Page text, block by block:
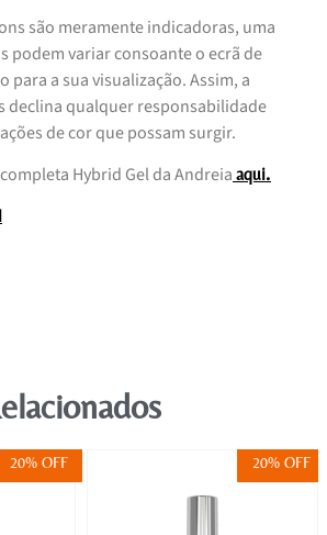
são meramente indicadoras, uma
podem variar consoante o ecrã de
para a sua visualização. Assim, a
declina qualquer responsabilidade
de cor que possam surgir.
Hybrid Gel da Andreia aqui.
20% OFF 20% OFF